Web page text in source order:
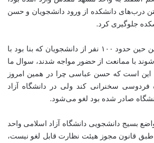
درب‌های دانشکده از ورود دانشجویان و حسن
جلوگیری کرد.
وی تصریح کرد: در این حین حدود ۱۰۰ نفر از دانشجویان که بنا بود با
با ممانعت از حضور مواجه شدند، سوال ما
این است که حسن عباسی چرا در همین امروز
فردوسی سخنرانی کند ولی در دانشگاه آزاد
صادر شده بود لغو می‌شود.
بسیج دانشجویی دانشگاه آزاد اسلامی واحد
قانون مجوز هیئت نظارت قابل لغو نیست،